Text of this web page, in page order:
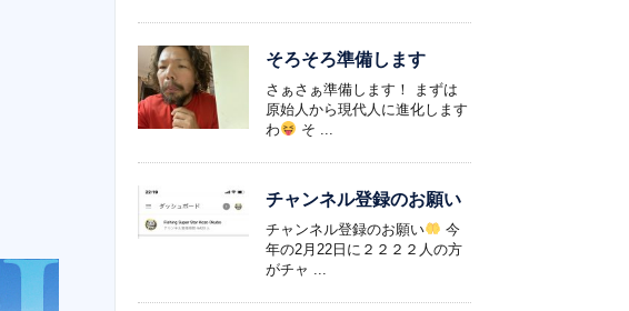
そろそろ準備します
さぁさぁ準備します！ まずは
原始人から現代人に進化します
わ
そ ...
チャンネル登録のお願い
チャンネル登録のお願い
今
年の2月22日に２２２２人の方
がチャ ...